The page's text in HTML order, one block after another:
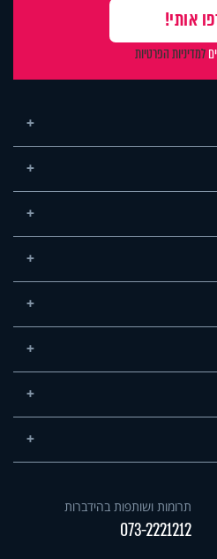
למדיניות הפרטיות
תרומות ושותפות בהידברות
073-2221212